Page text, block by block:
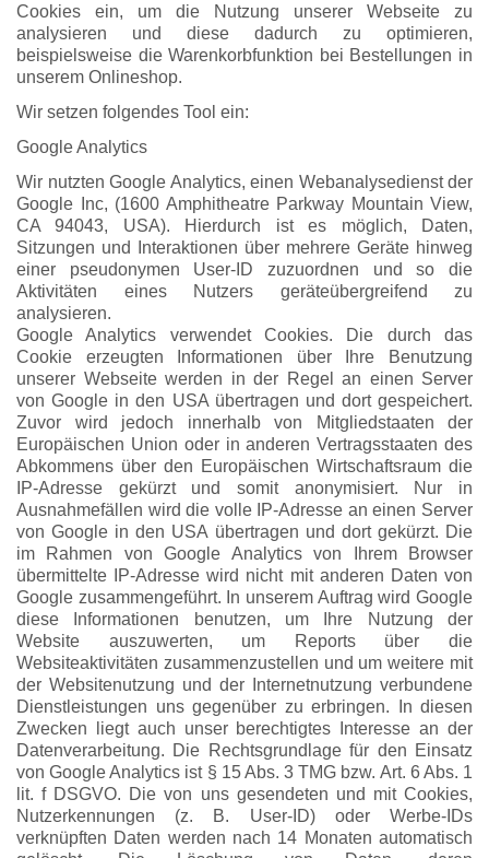
Cookies ein, um die Nutzung unserer Webseite zu
analysieren und diese dadurch zu optimieren,
beispielsweise die Warenkorbfunktion bei Bestellungen in
unserem Onlineshop.
Wir setzen folgendes Tool ein:
Google Analytics
Wir nutzten Google Analytics, einen Webanalysedienst der
Google Inc, (1600 Amphitheatre Parkway Mountain View,
CA 94043, USA). Hierdurch ist es möglich, Daten,
Sitzungen und Interaktionen über mehrere Geräte hinweg
einer pseudonymen User-ID zuzuordnen und so die
Aktivitäten eines Nutzers geräteübergreifend zu
analysieren.
Google Analytics verwendet Cookies. Die durch das
Cookie erzeugten Informationen über Ihre Benutzung
unserer Webseite werden in der Regel an einen Server
von Google in den USA übertragen und dort gespeichert.
Zuvor wird jedoch innerhalb von Mitgliedstaaten der
Europäischen Union oder in anderen Vertragsstaaten des
Abkommens über den Europäischen Wirtschaftsraum die
IP-Adresse gekürzt und somit anonymisiert. Nur in
Ausnahmefällen wird die volle IP-Adresse an einen Server
von Google in den USA übertragen und dort gekürzt. Die
im Rahmen von Google Analytics von Ihrem Browser
übermittelte IP-Adresse wird nicht mit anderen Daten von
Google zusammengeführt. In unserem Auftrag wird Google
diese Informationen benutzen, um Ihre Nutzung der
Website auszuwerten, um Reports über die
Websiteaktivitäten zusammenzustellen und um weitere mit
der Websitenutzung und der Internetnutzung verbundene
Dienstleistungen uns gegenüber zu erbringen. In diesen
Zwecken liegt auch unser berechtigtes Interesse an der
Datenverarbeitung. Die Rechtsgrundlage für den Einsatz
von Google Analytics ist § 15 Abs. 3 TMG bzw. Art. 6 Abs. 1
lit. f DSGVO. Die von uns gesendeten und mit Cookies,
Nutzerkennungen (z. B. User-ID) oder Werbe-IDs
verknüpften Daten werden nach 14 Monaten automatisch